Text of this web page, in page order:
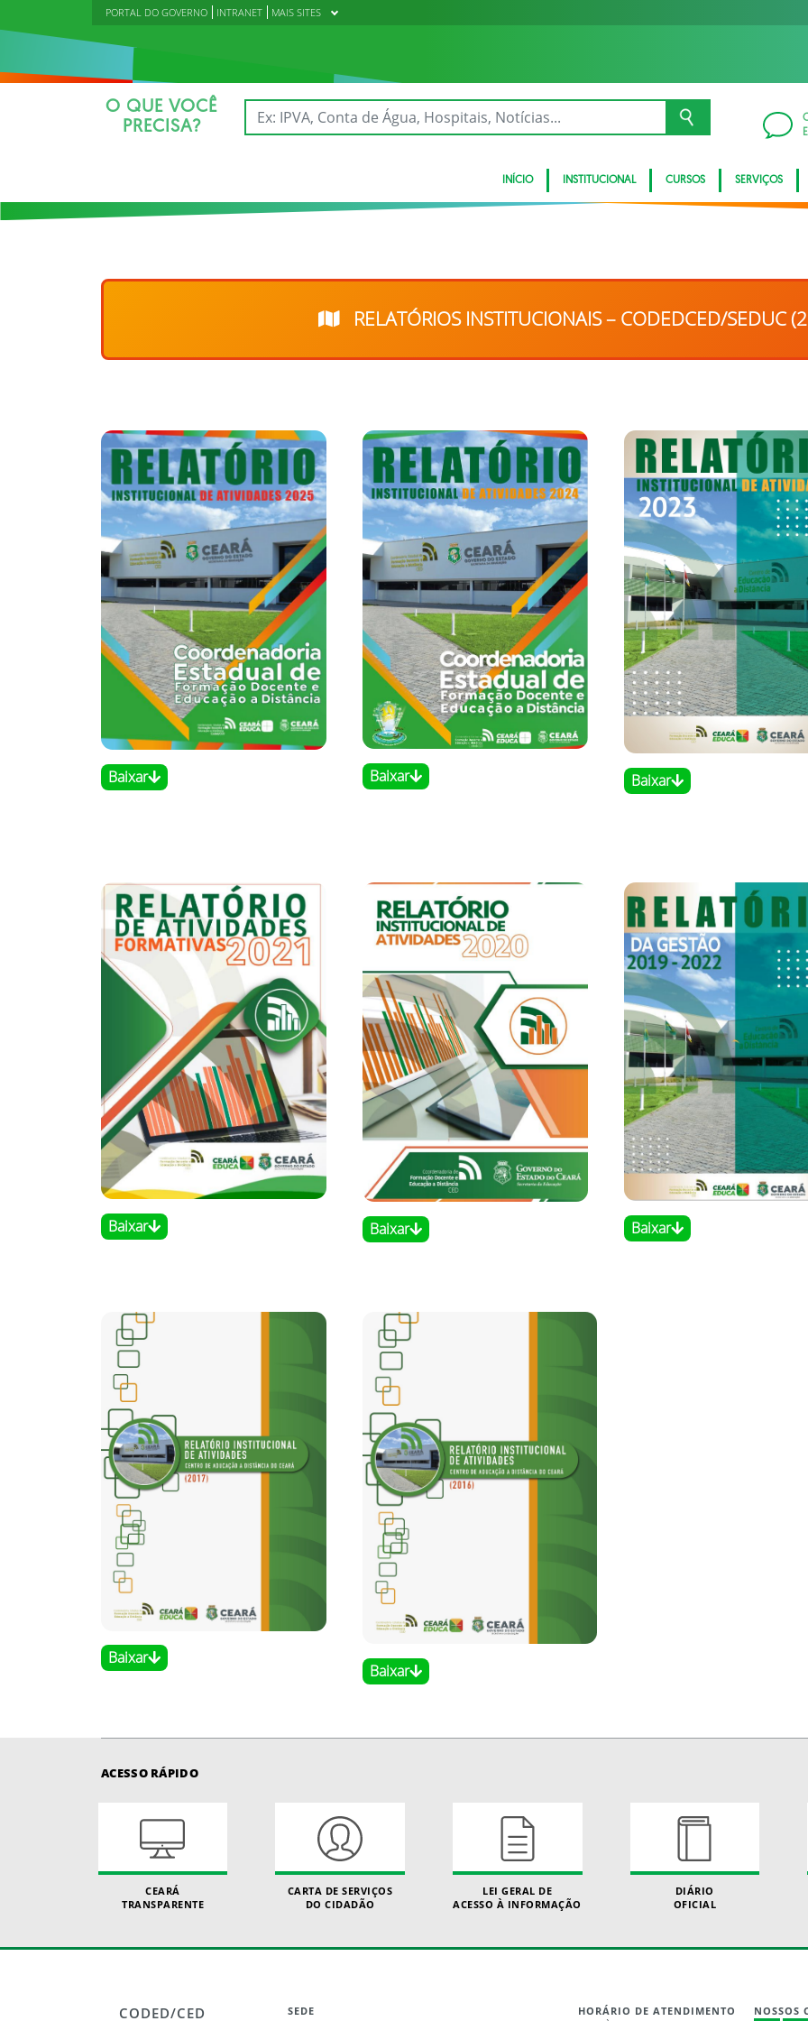
PORTAL DO GOVERNO INTRANET MAIS SITES
O QUE VOCÊ
PRECISA?
INÍCIO INSTITUCIONAL CURSOS SERVIÇOS
RELATÓRIOS INSTITUCIONAIS – CODEDCED/SEDUC
Baixar Baixar Baixar
Baixar Baixar Baixar
Baixar
Baixar
ACESSO RÁPIDO
CEARÁ
TRANSPARENTE
CARTA DE SERVIÇOS
DO CIDADÃO
LEI GERAL DE
ACESSO À INFORMAÇÃO
DIÁRIO
OFICIAL
CODED/CED
SEDE
HORÁRIO DE ATENDIMENTO
NOSSOS